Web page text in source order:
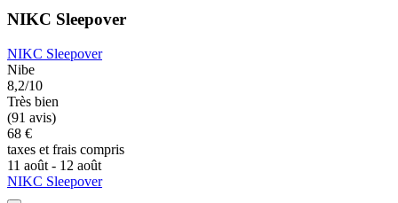
NIKC Sleepover
NIKC Sleepover
Nibe
8,2/10
Très bien
(91 avis)
68 €
taxes et frais compris
11 août - 12 août
NIKC Sleepover